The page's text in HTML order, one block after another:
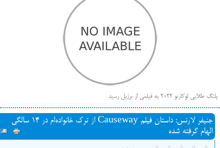
پلنگ طلایی لوکارنو ۲۰۲۲ به فیلمی از برزیل رسید
فهرست فیلم‌های بخش مسابقه جشنواره فیلم ونیز ۲۰۲۲ مشخص شد، سهم پررنگ ایرانی‌ها
بیرون راندن فیلم‌های منتسب به حامیان کرملین از جشنواره کن، راه برای مستقل‌ها باز استجنیفر لارنس: داستان فیلم Causeway از ترک خانواده‌ام در ۱۴ سالگی
الهام گرفته شده